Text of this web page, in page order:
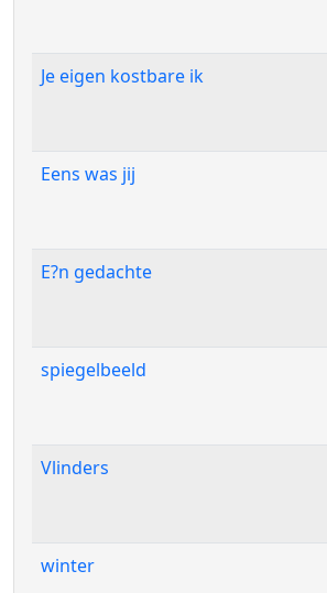
Je eigen kostbare ik
Eens was jij
E?n gedachte
spiegelbeeld
Vlinders
winter